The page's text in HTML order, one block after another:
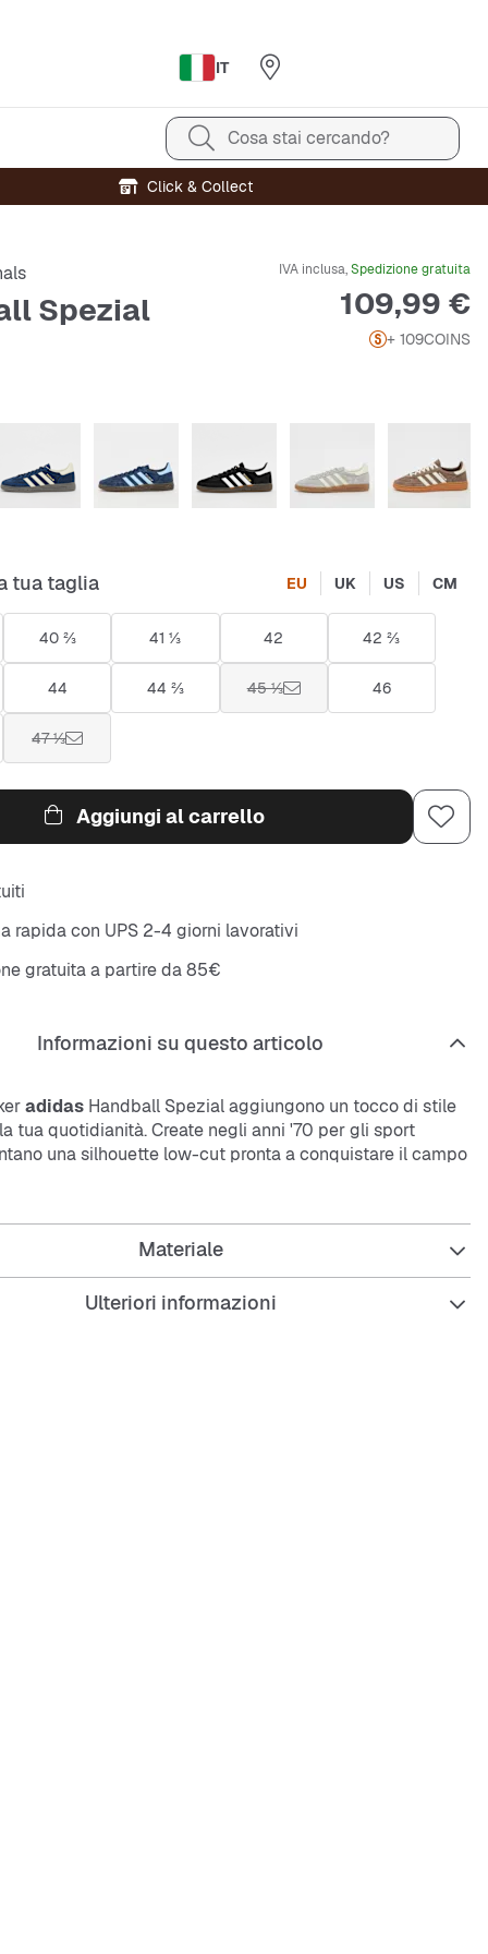
IT
Cosa stai cercando?
Click & Collect
Spezial
IVA inclusa,Spedizione gratuita
Prezzo
109,99 €
+ 109COINS
tua taglia EU UK US CM
40 ⅔ 41 ⅓ 42 42 ⅔
44 44 ⅔ 45 ⅓ 46
47 ⅓
Aggiungi al carrello
rapida con UPS 2-4 giorni lavorativi
gratuita a partire da 85€
Informazioni su questo articolo
adidas Handball Spezial aggiungono un tocco di stile
tua quotidianità. Create negli anni '70 per gli sport
una silhouette low-cut pronta a conquistare il campo
al DNA adidas.
Materiale
Ulteriori informazioni